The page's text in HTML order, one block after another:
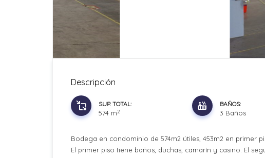
Descripción
SUP. TOTAL:
574 m2
BAÑOS:
3 Baños
Bodega en condominio de 574m2 útiles, 453m2 en primer
El primer piso tiene baños, duchas, camarín y casino. El